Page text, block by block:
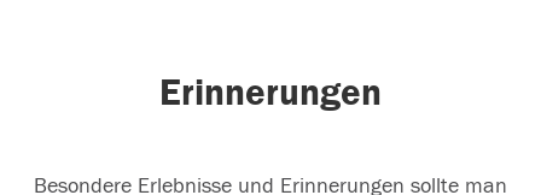
Erinnerungen
Besondere Erlebnisse und Erinnerungen sollte man